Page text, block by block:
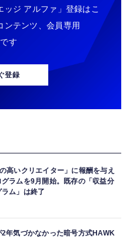
ジ アルファ」登録はこ
ンテンツ、会員専用
す
登録
高いクリエイター」に報酬を与え
グラムを9月開始。既存の「収益分
ラム」は終了
2年気づかなかった暗号方式HAWK